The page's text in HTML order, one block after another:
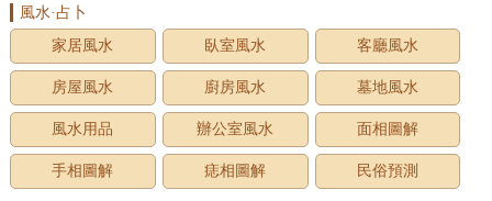
風水·占卜
家居風水
臥室風水 客廳風水
房屋風水 廚房風水 墓地風水
風水用品 辦公室風水 面相圖解
手相圖解 痣相圖解 民俗預測